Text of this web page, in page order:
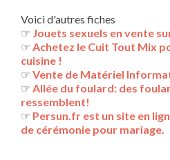
Voici d'autres fiches
☞ Jouets sexuels en vente
☞ Achetez le Cuit Tout Mix
cuisine !
☞ Vente de Matériel
☞ Allée du foulard: des
ressemblent!
☞ Persun.fr est un site en
de cérémonie pour mariage.